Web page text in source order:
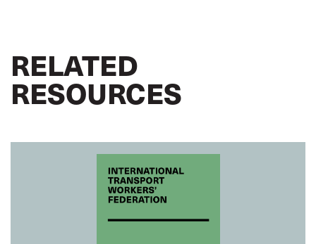
RELATED
RESOURCES